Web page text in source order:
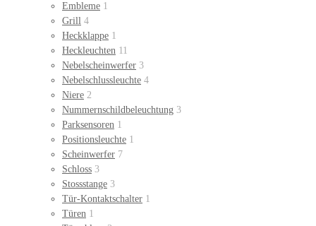
Embleme 1
Grill 4
Heckklappe 1
Heckleuchten 11
Nebelscheinwerfer 3
Nebelschlussleuchte 4
Niere 2
Nummernschildbeleuchtung 3
Parksensoren 1
Positionsleuchte 1
Scheinwerfer 7
Schloss 3
Stossstange 3
Tür-Kontaktschalter 1
Türen 1